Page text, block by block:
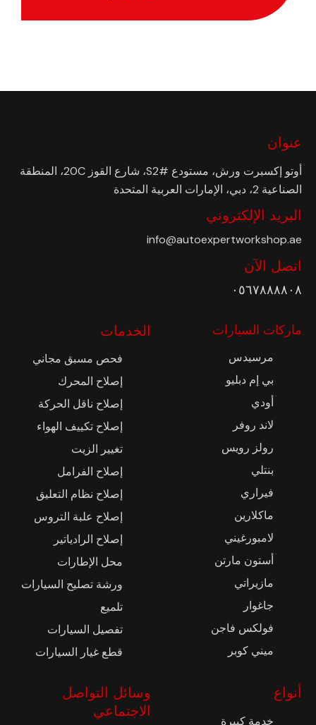
عنوان
أوتو إكسبرت ورش، مستودع #S2، شارع القوز 20C، المنطقة
الصناعية 2، دبي، الإمارات العربية المتحدة
البريد الإلكتروني
info@autoexpertworkshop.ae
اتصل الآن
٠٥٦٧٨٨٨٨٠٨
ماركات السيارات
مرسيدس
بي إم دبليو
أودي
لاند روفر
رولز رويس
بنتلي
فيراري
ماكلارين
لامبورغيني
أستون مارتن
مازيراتي
جاغوار
فولكس فاجن
ميني كوبر
الخدمات
فحص مسبق مجاني
إصلاح المحرك
إصلاح ناقل الحركة
إصلاح تكييف الهواء
تغيير الزيت
إصلاح الفرامل
إصلاح نظام التعليق
إصلاح علبة التروس
إصلاح الرادياتير
محل الإطارات
ورشة تصليح السيارات
تلميع
تفصيل السيارات
قطع غيار السيارات
أنواع
خدمة كبيرة
وسائل التواصل
الاجتماعي